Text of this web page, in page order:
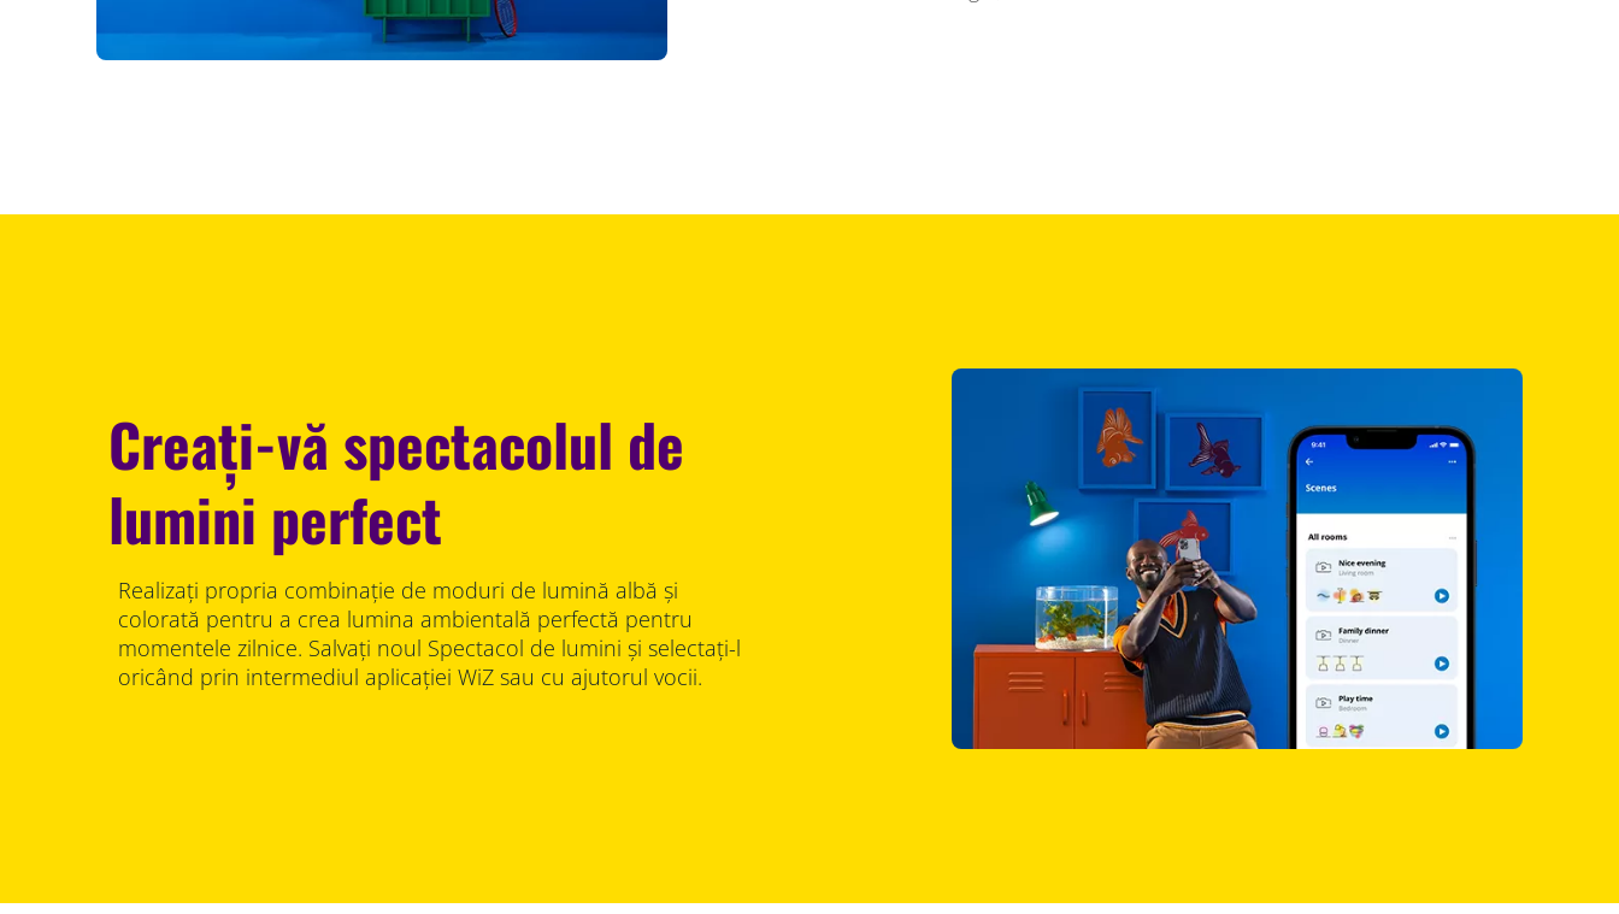
Creați-vă spectacolul de
lumini perfect
Realizați propria combinație de moduri de lumină albă și
colorată pentru a crea lumina ambientală perfectă pentru
momentele zilnice. Salvați noul Spectacol de lumini și selectați-l
oricând prin intermediul aplicației WiZ sau cu ajutorul vocii.